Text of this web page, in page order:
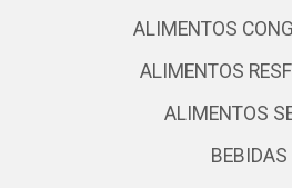
ALIMENTOS
ALIMENTOS
ALIMENTOS
BEBIDAS